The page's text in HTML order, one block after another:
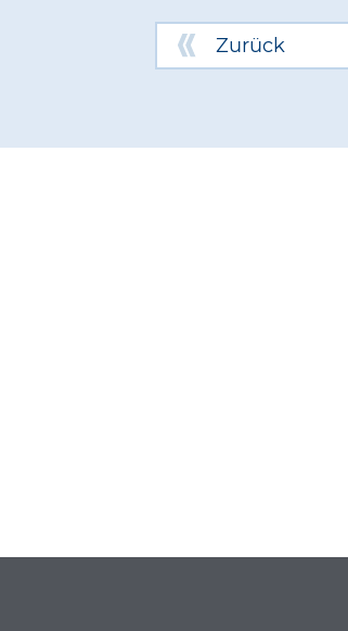
Zurück
Service